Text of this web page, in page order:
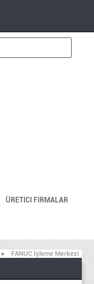
ÜRETICI FIRMALAR
» FANUC İşleme Merkezi